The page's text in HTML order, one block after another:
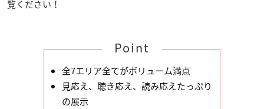
覧ください！
Point
全7エリア全てがボリューム満点
見応え、聴き応え、読み応えたっぷり
の展示